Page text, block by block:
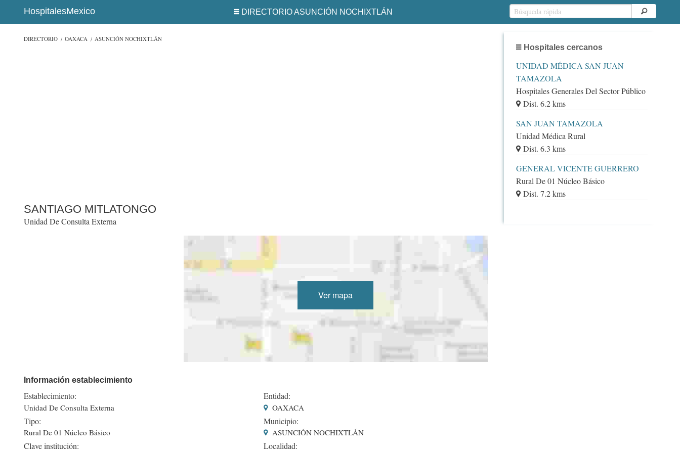
HospitalesMexico DIRECTORIO ASUNCIÓN NOCHIXTLÁN
DIRECTORIO OAXACA ASUNCIÓN NOCHIXTLÁN
SANTIAGO MITLATONGO
Unidad De Consulta Externa
Ver mapa
Información establecimiento
Establecimiento:
Unidad De Consulta Externa
Tipo:
Rural De 01 Núcleo Básico
Clave institución:
Entidad:
OAXACA
Municipio:
ASUNCIÓN NOCHIXTLÁN
Localidad:
Hospitales cercanos
UNIDAD MÉDICA SAN JUAN
TAMAZOLA
Hospitales Generales Del Sector Público
Dist. 6.2 kms
SAN JUAN TAMAZOLA
Unidad Médica Rural
Dist. 6.3 kms
GENERAL VICENTE GUERRERO
Rural De 01 Núcleo Básico
Dist. 7.2 kms